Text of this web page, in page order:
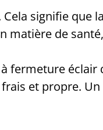
signifie que
matière de
fermeture
et propre.